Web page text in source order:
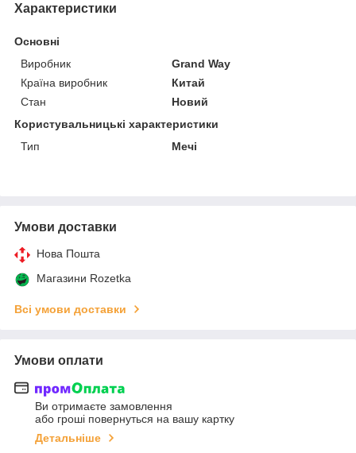
Характеристики
Основні
Виробник
Grand Way
Країна виробник
Китай
Стан
Новий
Користувальницькі характеристики
Тип
Мечі
Умови доставки
Нова Пошта
Магазини Rozetka
Всі умови доставки
Умови оплати
Ви отримаєте замовлення
або гроші повернуться на вашу картку
Детальніше